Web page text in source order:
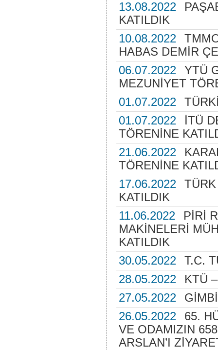
13.08.2022
KATILDIK
10.08.2022
HABAS DEMİR
06.07.2022
YTÜ
MEZUNİYET
01.07.2022
01.07.2022
İTÜ
TÖRENİNE
21.06.2022
TÖRENİNE
17.06.2022
KATILDIK
11.06.2022
PİRİ
MAKİNELERİ
KATILDIK
30.05.2022
T.C.
28.05.2022
KTÜ
27.05.2022
26.05.2022
65.
VE ODAMIZIN
ARSLAN’I